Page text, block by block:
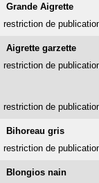
Grande Aigrette
restriction de
Aigrette garzette
restriction de
restriction de
Bihoreau gris
restriction de
Blongios nain